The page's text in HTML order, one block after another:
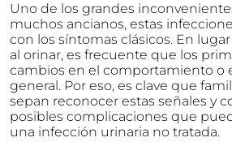
Uno de los grandes
muchos ancianos, estas
con los síntomas clásicos. En
al orinar, es frecuente que los
cambios en el comportamiento o
general. Por eso, es clave que
sepan reconocer estas señales y
posibles complicaciones que
una infección urinaria no tratada.